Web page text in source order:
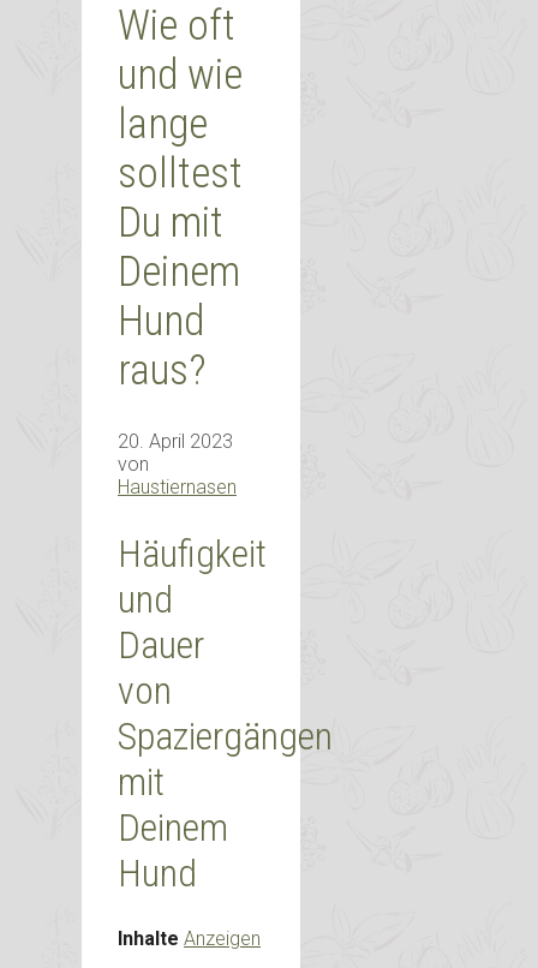
Wie oft
und wie
lange
solltest
Du mit
Deinem
Hund
raus?
20. April 2023
von
Haustiernasen
Häufigkeit
und
Dauer
von
Spaziergängen
mit
Deinem
Hund
Inhalte Anzeigen